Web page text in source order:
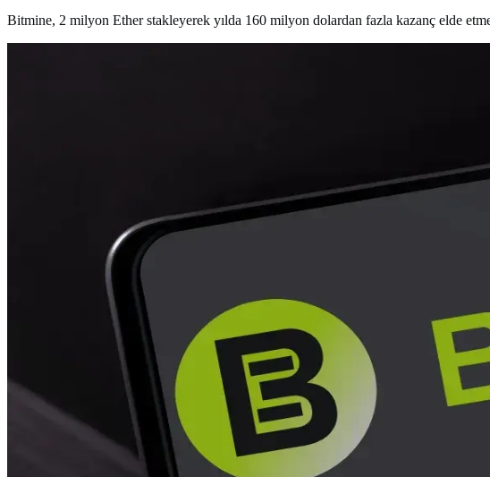
Bitmine, 2 milyon Ether stakleyerek yılda 160 milyon dolardan fazla kazanç elde